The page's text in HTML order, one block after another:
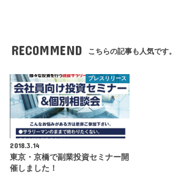
RECOMMEND こちらの記事も人気です。
プレスリリース
2018.3.14
東京・京橋で副業投資セミナー開
催しました！